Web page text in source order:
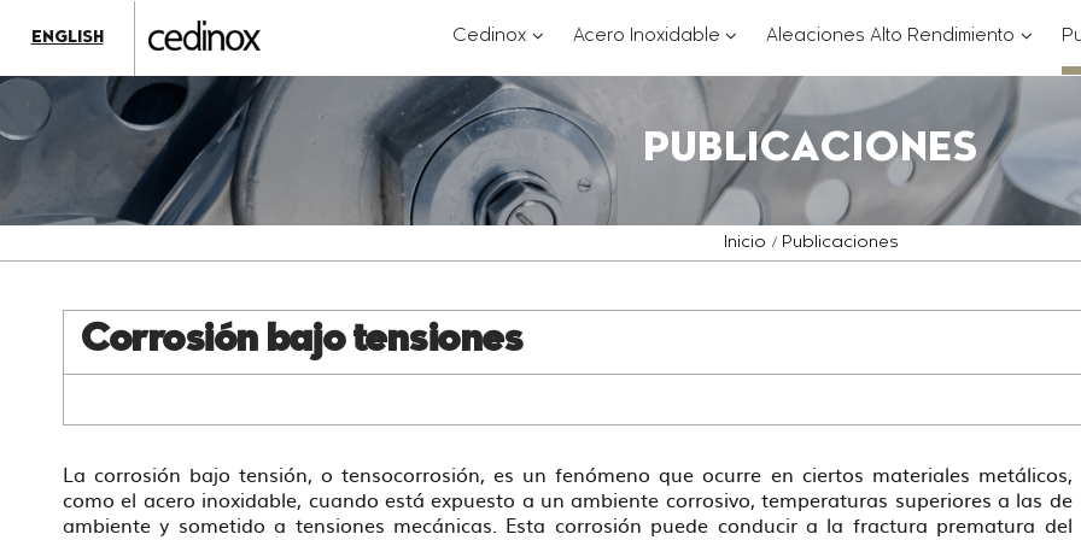
label.access.jump.content???
???
label.access.jump.header???
label.access.jump.footer???
???
label.access.jump.menu???
ENGLISH Cedinox???
Acero Inoxidable???
Aleaciones Alto Rendimiento ???
PUBLICACIONES
Inicio Publicaciones
Corrosión bajo tensiones
La corrosión bajo tensión, o tensocorrosión, es un fenómeno que ocurre en ciertos materiales metálicos,
como el acero inoxidable, cuando está expuesto a un ambiente corrosivo, temperaturas superiores a las de
ambiente y sometido a tensiones mecánicas. Esta corrosión puede conducir a la fractura prematura del